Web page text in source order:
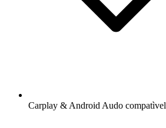
Carplay & Android Audo compatìvel